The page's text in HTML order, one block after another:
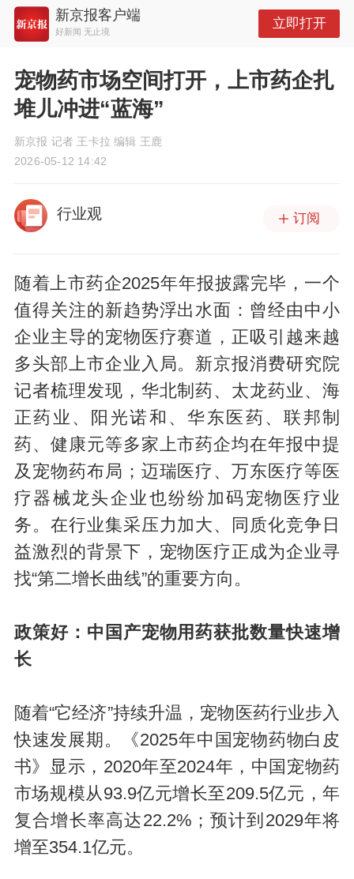
新京报客户端
好新闻 无止境
立即打开
宠物药市场空间打开，上市药企扎
堆儿冲进“蓝海”
新京报 记者 王卡拉 编辑 王鹿
2026-05-12 14:42
行业观 订阅
随着上市药企2025年年报披露完毕，一个
值得关注的新趋势浮出水面：曾经由中小
企业主导的宠物医疗赛道，正吸引越来越
多头部上市企业入局。新京报消费研究院
记者梳理发现，华北制药、太龙药业、海
正药业、阳光诺和、华东医药、联邦制
药、健康元等多家上市药企均在年报中提
及宠物药布局；迈瑞医疗、万东医疗等医
疗器械龙头企业也纷纷加码宠物医疗业
务。在行业集采压力加大、同质化竞争日
益激烈的背景下，宠物医疗正成为企业寻
找“第二增长曲线”的重要方向。
政策好：中国产宠物用药获批数量快速增
长
随着“它经济”持续升温，宠物医药行业步入
快速发展期。《2025年中国宠物药物白皮
书》显示，2020年至2024年，中国宠物药
市场规模从93.9亿元增长至209.5亿元，年
复合增长率高达22.2%；预计到2029年将
增至354.1亿元。